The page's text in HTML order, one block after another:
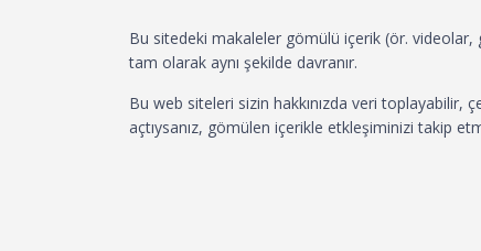
Bu sitedeki makaleler gömülü içerik (ör.
tam olarak aynı şekilde davranır.
Bu web siteleri sizin hakkınızda veri toplayabilir,
açtıysanız, gömülen içerikle etkleşiminizi takip